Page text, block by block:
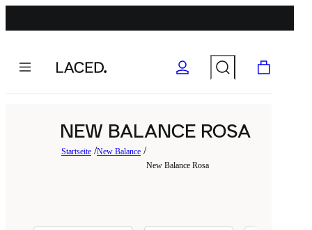
NEW BALANCE ROSA
Startseite New Balance
New Balance Rosa